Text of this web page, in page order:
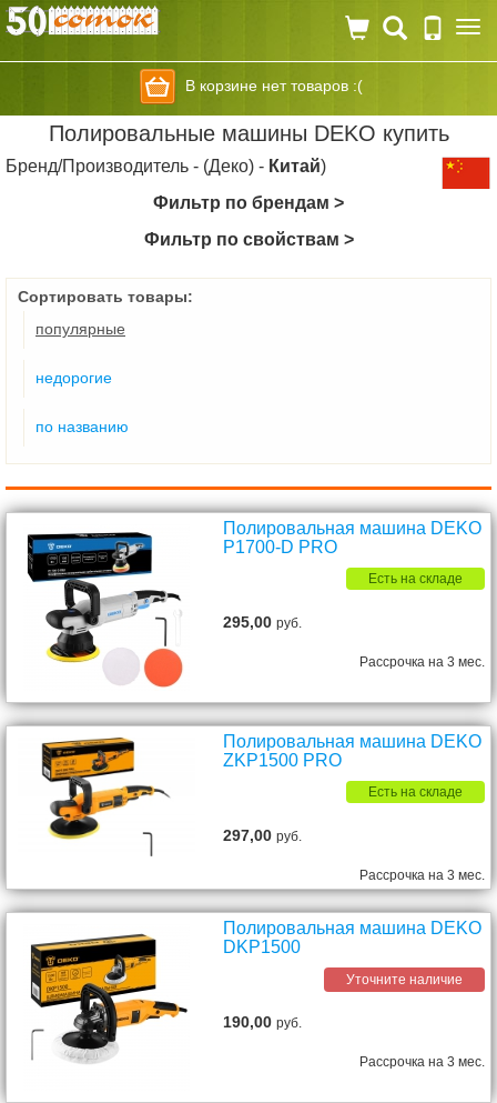
В корзине нет товаров :(
Полировальные машины DEKO купить
Бренд/Производитель - (Деко) - Китай)
Фильтр по брендам >
Фильтр по свойствам >
Сортировать товары:
популярные
недорогие
по названию
Полировальная машина DEKO
P1700-D PRO
Есть на складе
295,00руб.
Рассрочка на 3 мес.
Полировальная машина DEKO
ZKP1500 PRO
Есть на складе
297,00руб.
Рассрочка на 3 мес.
Полировальная машина DEKO
DKP1500
Уточните наличие
190,00руб.
Рассрочка на 3 мес.